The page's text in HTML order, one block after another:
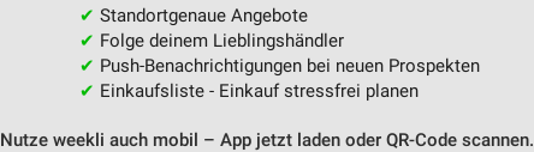
✔ Standortgenaue Angebote
✔ Folge deinem Lieblingshändler
✔ Push-Benachrichtigungen bei neuen Prospekten
✔ Einkaufsliste - Einkauf stressfrei planen
Nutze weekli auch mobil – App jetzt laden oder QR-Code scannen.